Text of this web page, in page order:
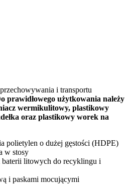
i transportu
prawidłowego użytkowania należy
wermikulitowy, plastikowy
oraz plastikowy worek na
polietylen o dużej gęstości (HDPE)
w stosy
baterii litowych do recyklingu i
i paskami mocującymi